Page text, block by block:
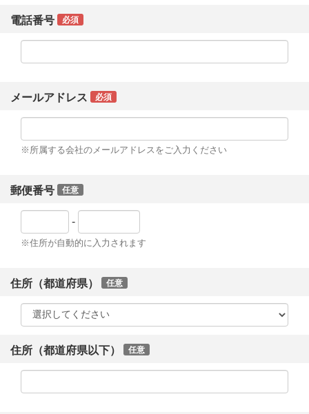
電話番号 必須
メールアドレス 必須
※所属する会社のメールアドレスをご入力ください
郵便番号 任意
-
※住所が自動的に入力されます
住所（都道府県） 任意
住所（都道府県以下） 任意